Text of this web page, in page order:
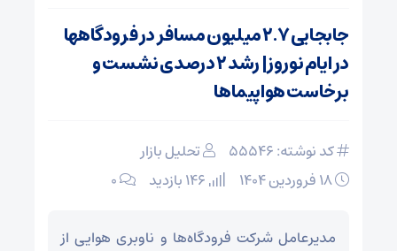
جابجایی ۲.۷ میلیون مسافر در فرودگاهها
در ایام نوروز| رشد ۲ درصدی نشست و
برخاست هواپیماها
کد نوشته: 55546
تحلیل بازار
۰
مدیرعامل شرکت فرودگاه‌ها و ناوبری هوایی از